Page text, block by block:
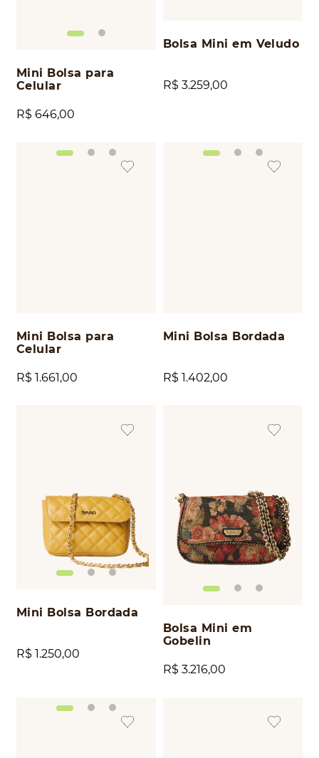
Mini Bolsa para
Celular
R$ 646,00
Bolsa Mini em Veludo
R$ 3.259,00
Mini Bolsa para
Celular
R$ 1.661,00
Mini Bolsa Bordada
R$ 1.402,00
Mini Bolsa Bordada
R$ 1.250,00
Bolsa Mini em
Gobelin
R$ 3.216,00